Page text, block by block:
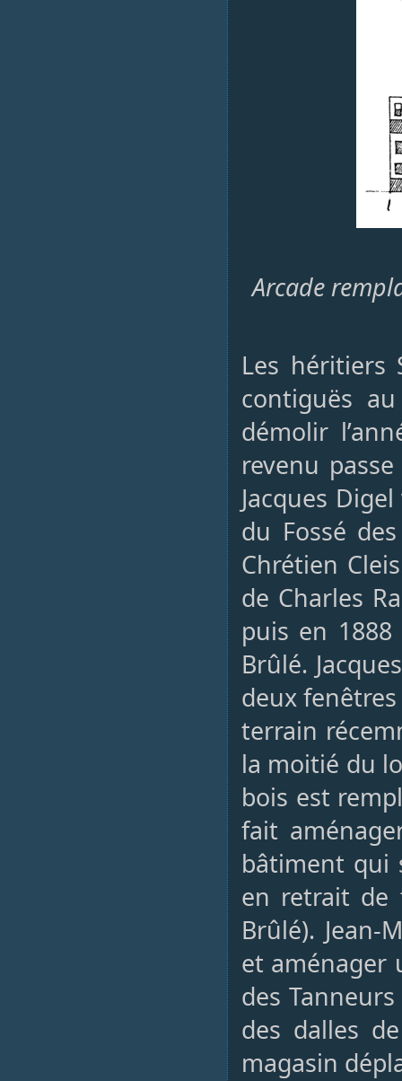
Arcade
Les héritiers
contiguës
démolir
revenu
Jacques
du Fossé
Chrétien
de Charles
puis en
Brûlé.
deux
terrain
la moitié du
bois est
fait
bâtiment qui
en retrait de
Brûlé).
et aménager
des
des dalles
magasin